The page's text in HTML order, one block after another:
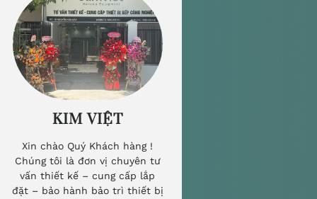
KIM VIỆT
Xin chào Quý Khách hàng !
Chúng tôi là đơn vị chuyên tư
vấn thiết kế – cung cấp lắp
đặt – bảo hành bảo trì thiết bị